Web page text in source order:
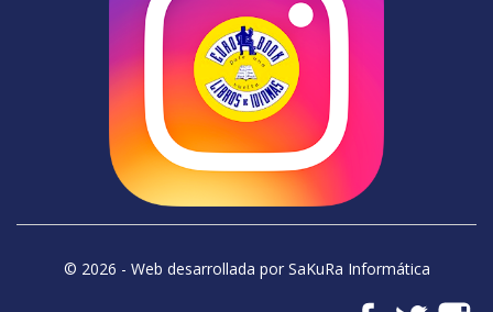
© 2026 - Web desarrollada por SaKuRa Informática